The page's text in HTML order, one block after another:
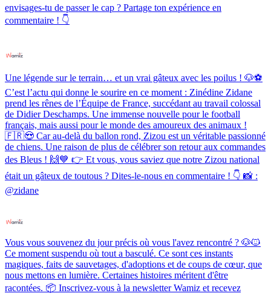
envisages-tu de passer le cap ? Partage ton expérience en
commentaire ! 👇
Une légende sur le terrain… et un vrai gâteux avec les poilus ! 🐶⚽️
C’est l’actu qui donne le sourire en ce moment : Zinédine Zidane
prend les rênes de l’Équipe de France, succédant au travail colossal
de Didier Deschamps. Une immense nouvelle pour le football
français, mais aussi pour le monde des amoureux des animaux !
🇫🇷😍 Car au-delà du ballon rond, Zizou est un véritable passionné
de chiens. Une raison de plus de célébrer son retour aux commandes
des Bleus ! 🙌💙 👉 Et vous, vous saviez que notre Zizou national
était un gâteux de toutous ? Dites-le-nous en commentaire ! 👇 📸 :
@zidane
Vous vous souvenez du jour précis où vous l'avez rencontré ? 🐶🐱
Ce moment suspendu où tout a basculé. Ce sont ces instants
magiques, faits de sauvetages, d'adoptions et de coups de cœur, que
nous mettons en lumière. Certaines histoires méritent d'être
racontées. 📦 Inscrivez-vous à la newsletter Wamiz et recevez